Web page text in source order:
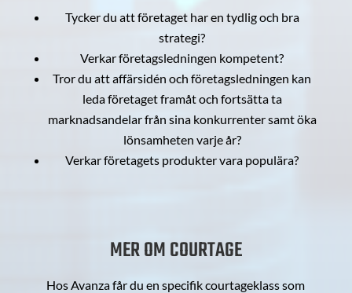
Tycker du att företaget har en tydlig och bra
strategi?
Verkar företagsledningen kompetent?
Tror du att affärsidén och företagsledningen kan
leda företaget framåt och fortsätta ta
marknadsandelar från sina konkurrenter samt öka
lönsamheten varje år?
Verkar företagets produkter vara populära?
MER OM COURTAGE
Hos Avanza får du en specifik courtageklass som